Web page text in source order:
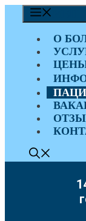
Перейти
О